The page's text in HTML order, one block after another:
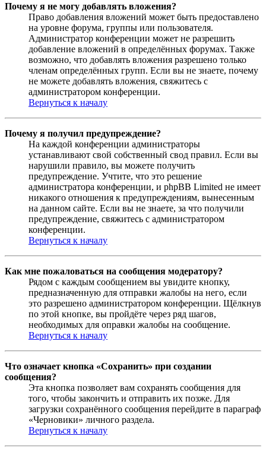
Почему я не могу добавлять вложения?
Право добавления вложений может быть предоставлено
на уровне форума, группы или пользователя.
Администратор конференции может не разрешить
добавление вложений в определённых форумах. Также
возможно, что добавлять вложения разрешено только
членам определённых групп. Если вы не знаете, почему
не можете добавлять вложения, свяжитесь с
администратором конференции.
Вернуться к началу
Почему я получил предупреждение?
На каждой конференции администраторы
устанавливают свой собственный свод правил. Если вы
нарушили правило, вы можете получить
предупреждение. Учтите, что это решение
администратора конференции, и phpBB Limited не имеет
никакого отношения к предупреждениям, вынесенным
на данном сайте. Если вы не знаете, за что получили
предупреждение, свяжитесь с администратором
конференции.
Вернуться к началу
Как мне пожаловаться на сообщения модератору?
Рядом с каждым сообщением вы увидите кнопку,
предназначенную для отправки жалобы на него, если
это разрешено администратором конференции. Щёлкнув
по этой кнопке, вы пройдёте через ряд шагов,
необходимых для оправки жалобы на сообщение.
Вернуться к началу
Что означает кнопка «Сохранить» при создании
сообщения?
Эта кнопка позволяет вам сохранять сообщения для
того, чтобы закончить и отправить их позже. Для
загрузки сохранённого сообщения перейдите в параграф
«Черновики» личного раздела.
Вернуться к началу